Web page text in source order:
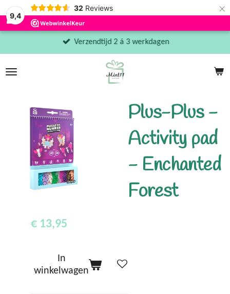
9,4
32 Reviews ×
Verzendtijd 2 á 3 werkdagen
Plus-Plus -
Activity pad
- Enchanted
Forest
€ 13,95
In
winkelwagen